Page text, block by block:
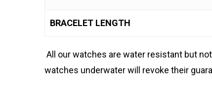
BRACELET LENGTH
All our watches are water resistant but
watches underwater will revoke their